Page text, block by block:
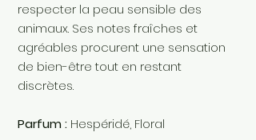
respecter la peau sensible des
animaux. Ses notes fraîches et
agréables procurent une sensation
de bien-être tout en restant
discrètes.
Parfum : Hespéridé, Floral